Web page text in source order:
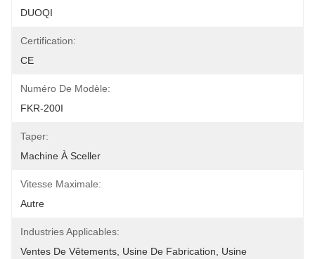
DUOQI
Certification:
CE
Numéro De Modèle:
FKR-200I
Taper:
Machine À Sceller
Vitesse Maximale:
Autre
Industries Applicables:
Ventes De Vêtements, Usine De Fabrication, Usine